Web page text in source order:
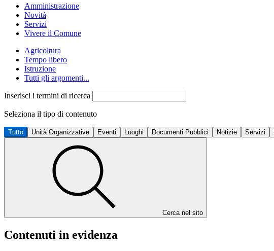
Amministrazione
Novità
Servizi
Vivere il Comune
Agricoltura
Tempo libero
Istruzione
Tutti gli argomenti...
Inserisci i termini di ricerca
Seleziona il tipo di contenuto
Tutto Unità Organizzative Eventi Luoghi Documenti Pubblici Notizie Servizi
Cerca nel sito
Contenuti in evidenza